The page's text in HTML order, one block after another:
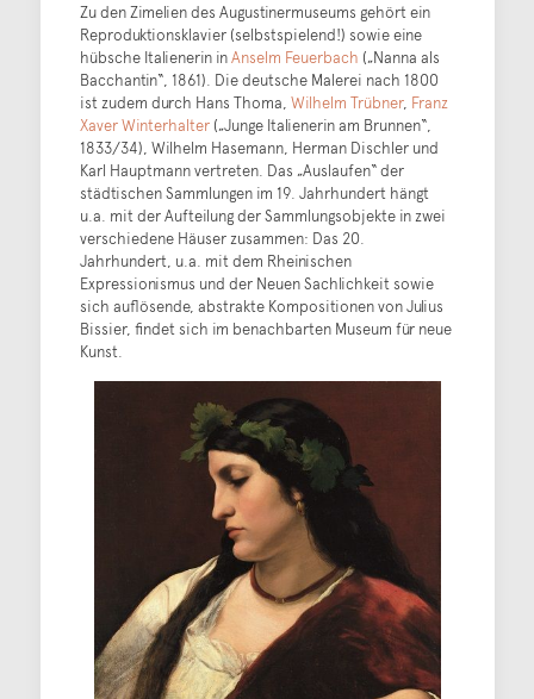
Zu den Zimelien des Augustinermuseums gehört ein
Reproduktionsklavier (selbstspielend!) sowie eine
hübsche Italienerin inAnselm Feuerbach („Nanna als
Bacchantin“, 1861). Die deutsche Malerei nach 1800
ist zudem durch Hans Thoma, Wilhelm Trübner, Franz
Xaver Winterhalter(„Junge Italienerin am Brunnen“,
1833/34), Wilhelm Hasemann, Herman Dischler und
Karl Hauptmann vertreten. Das „Auslaufen“ der
städtischen Sammlungen im 19. Jahrhundert hängt
u.a. mit der Aufteilung der Sammlungsobjekte in zwei
verschiedene Häuser zusammen: Das 20.
Jahrhundert, u.a. mit dem Rheinischen
Expressionismus und der Neuen Sachlichkeit sowie
sich auflösende, abstrakte Kompositionen von Julius
Bissier, findet sich im benachbarten Museum für neue
Kunst.